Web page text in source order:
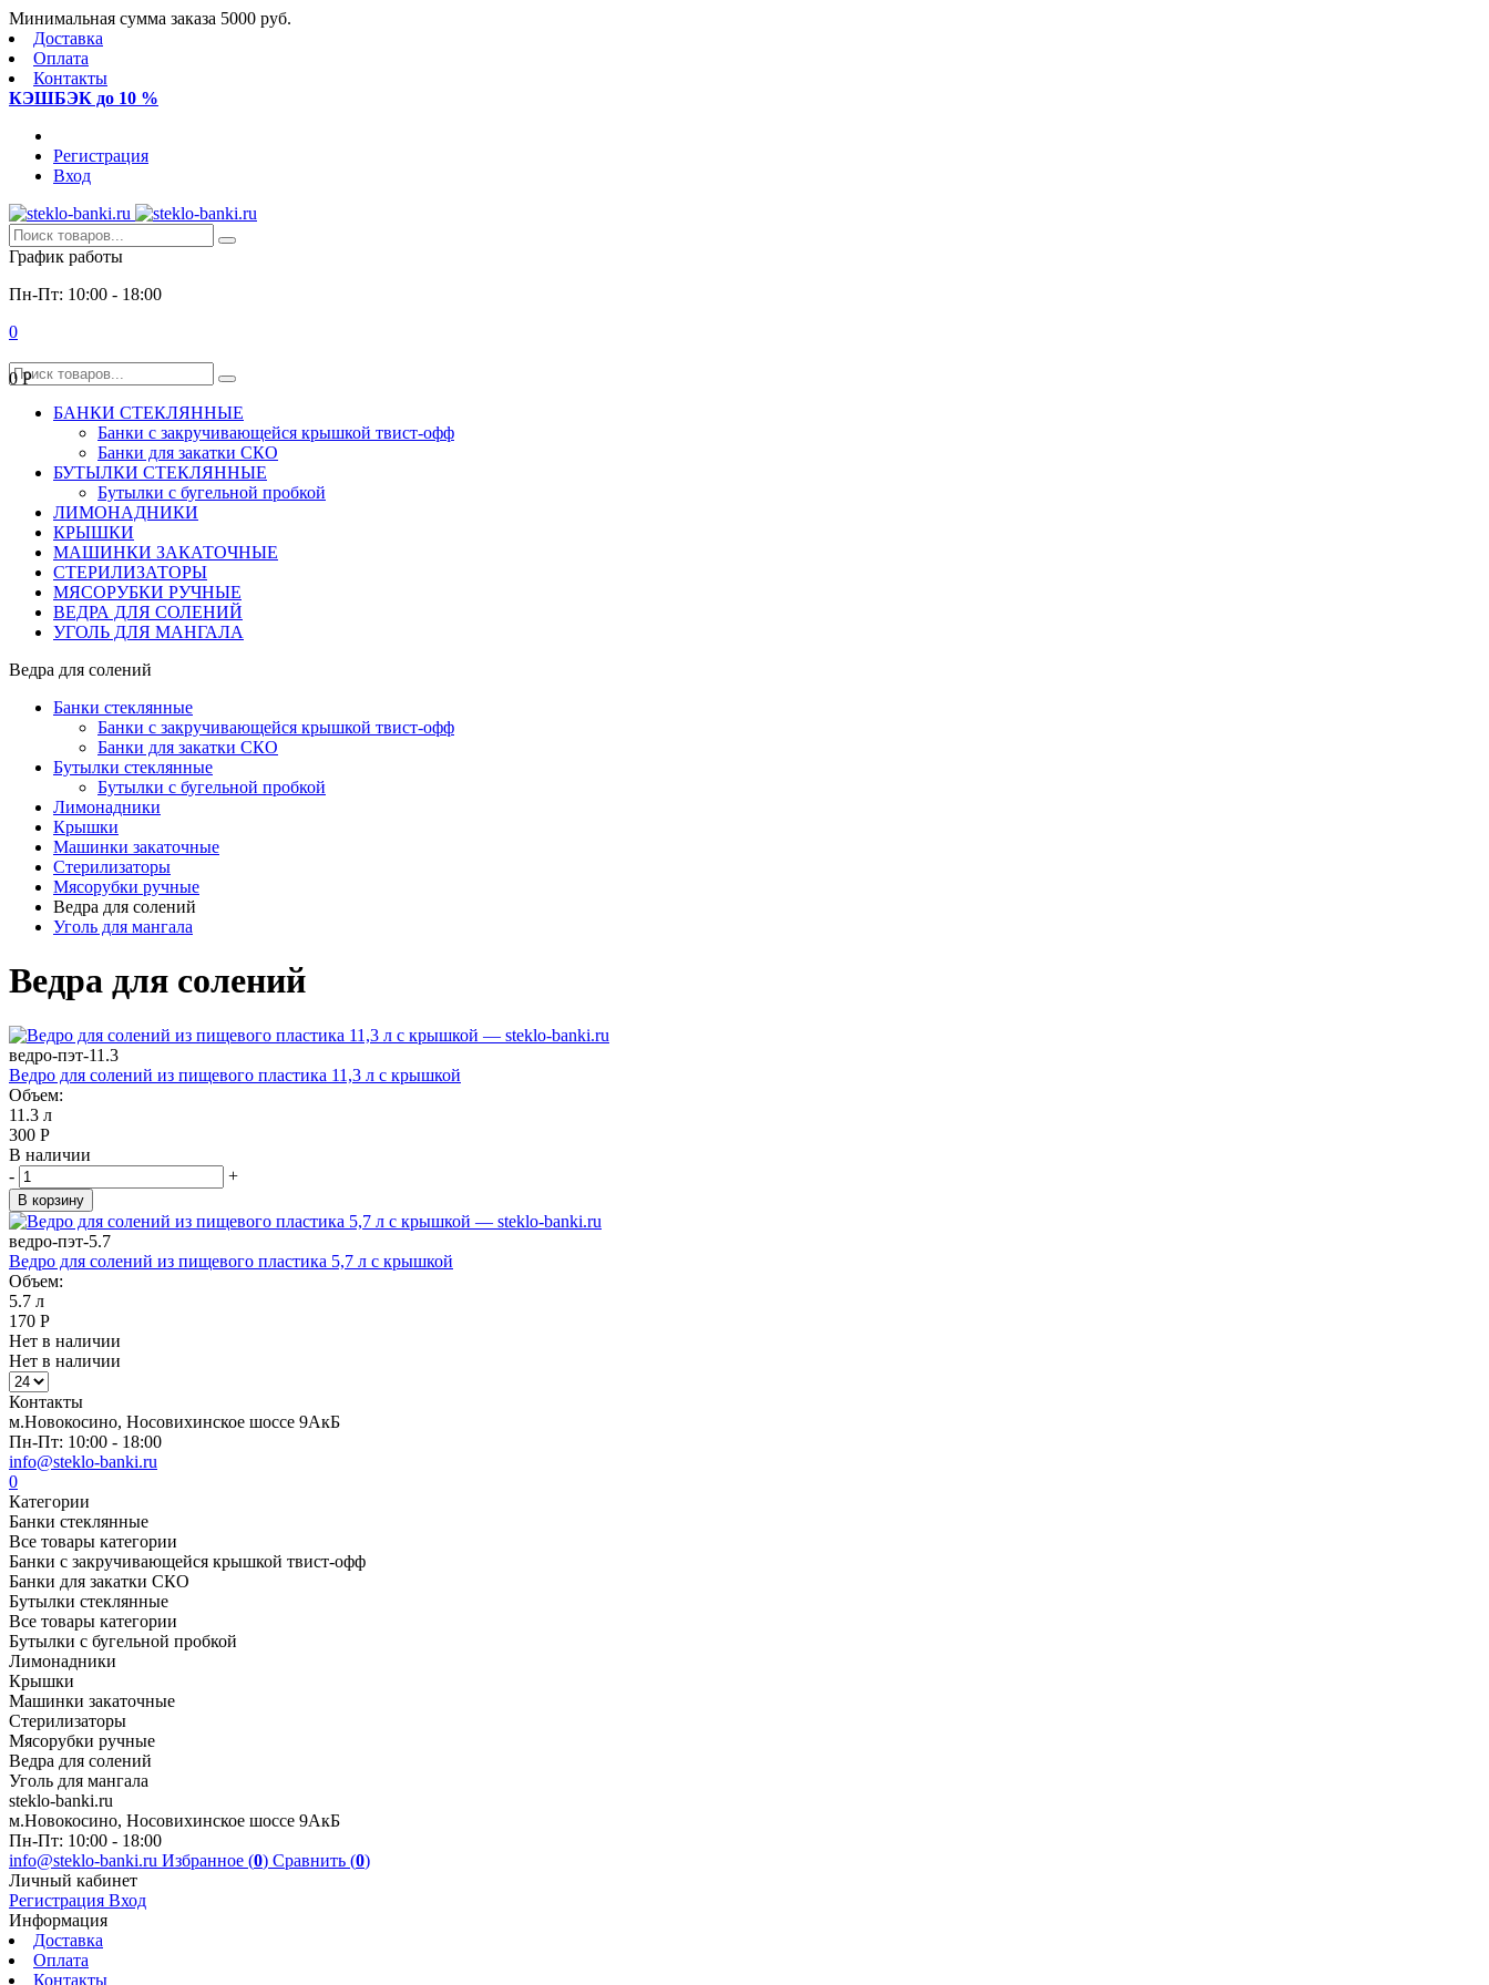
Минимальная сумма заказа 5000 руб.
Доставка
Оплата
Контакты
КЭШБЭК до 10 %
Регистрация
Вход
График работы
Пн-Пт: 10:00 - 18:00
0
0Р
БАНКИ СТЕКЛЯННЫЕ
Банки с закручивающейся крышкой твист-офф
Банки для закатки СКО
БУТЫЛКИ СТЕКЛЯННЫЕ
Бутылки с бугельной пробкой
ЛИМОНАДНИКИ
КРЫШКИ
МАШИНКИ ЗАКАТОЧНЫЕ
СТЕРИЛИЗАТОРЫ
МЯСОРУБКИ РУЧНЫЕ
ВЕДРА ДЛЯ СОЛЕНИЙ
УГОЛЬ ДЛЯ МАНГАЛА
Ведра для солений
Банки стеклянные
Банки с закручивающейся крышкой твист-офф
Банки для закатки СКО
Бутылки стеклянные
Бутылки с бугельной пробкой
Лимонадники
Крышки
Машинки закаточные
Стерилизаторы
Мясорубки ручные
Ведра для солений
Уголь для мангала
Ведра для солений
ведро-пэт-11.3
Ведро для солений из пищевого пластика 11,3 л с крышкой
Объем:
11.3 л
300 Р
В наличии
-
+
В корзину
ведро-пэт-5.7
Ведро для солений из пищевого пластика 5,7 л с крышкой
Объем:
5.7 л
170 Р
Нет в наличии
Нет в наличии
Контакты
м.Новокосино, Носовихинское шоссе 9АкБ
Пн-Пт: 10:00 - 18:00
info@steklo-banki.ru
0
Категории
Банки стеклянные
Все товары категории
Банки с закручивающейся крышкой твист-офф
Банки для закатки СКО
Бутылки стеклянные
Все товары категории
Бутылки с бугельной пробкой
Лимонадники
Крышки
Машинки закаточные
Стерилизаторы
Мясорубки ручные
Ведра для солений
Уголь для мангала
steklo-banki.ru
м.Новокосино, Носовихинское шоссе 9АкБ
Пн-Пт: 10:00 - 18:00
info@steklo-banki.ru Избранное (0) Сравнить (0)
Личный кабинет
Регистрация Вход
Информация
Доставка
Оплата
Контакты